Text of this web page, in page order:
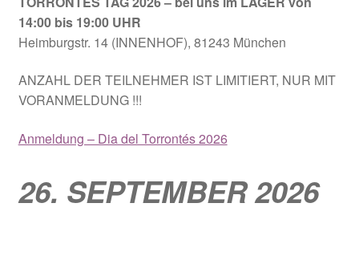
14:00 bis 19:00 UHR
Heimburgstr. 14 (INNENHOF), 81243 München
ANZAHL DER TEILNEHMER IST LIMITIERT, NUR MIT
VORANMELDUNG !!!
Anmeldung – Dia del Torrontés 2026
26. SEPTEMBER 2026